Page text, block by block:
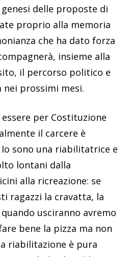
delle proposte di
proprio alla memoria
che ha dato forza
insieme alla
il percorso politico e
nei prossimi mesi.
per Costituzione
il carcere è
sono una riabilitatrice e
lontani dalla
alla ricreazione: se
ragazzi la cravatta, la
usciranno avremo
bene la pizza ma non
riabilitazione è pura